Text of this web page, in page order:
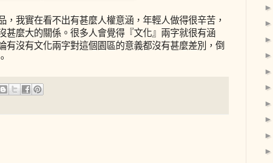
我實在看不出有甚麼人權意涵，年輕人做得很辛苦，
甚麼大的關係。很多人會覺得『文化』兩字就很有涵
有沒有文化兩字對這個園區的意義都沒有甚麼差別，倒
►
►
►
►
►
►
►
►
►
►